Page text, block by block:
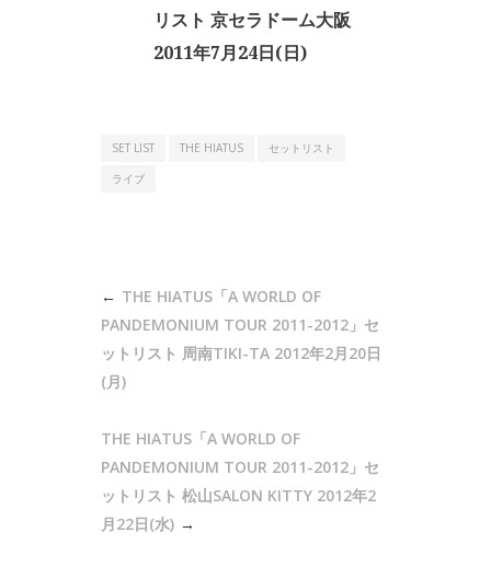
リスト 京セラドーム大阪
2011年7月24日(日)
SET LIST THE HIATUS
セットリスト
ライブ
THE HIATUS「A WORLD OF
PANDEMONIUM TOUR 2011-2012」セ
ットリスト 周南TIKI-TA 2012年2月20日
(月)
THE HIATUS「A WORLD OF
PANDEMONIUM TOUR 2011-2012」セ
ットリスト 松山SALON KITTY 2012年2
月22日(水)